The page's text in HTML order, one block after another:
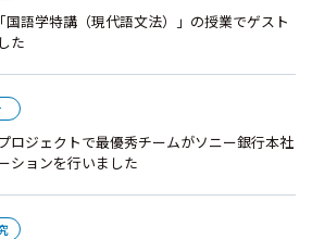
語学特講（現代語文法）」の授業でゲスト
た
ロジェクトで最優秀チームがソニー銀行本社
ションを行いました